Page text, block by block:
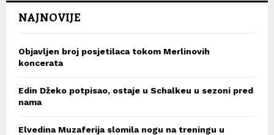
NAJNOVIJE
Objavljen broj posjetilaca tokom Merlinovih
koncerata
Edin Džeko potpisao, ostaje u Schalkeu u sezoni pred
nama
Elvedina Muzaferija slomila nogu na treningu u